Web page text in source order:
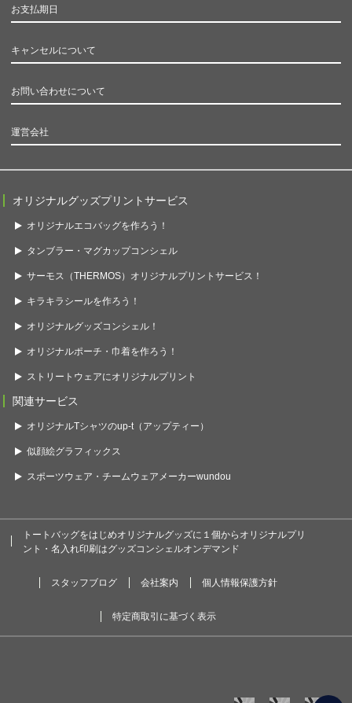
お支払期日
キャンセルについて
お問い合わせについて
運営会社
オリジナルグッズプリントサービス
オリジナルエコバッグを作ろう！
タンブラー・マグカップコンシェル
サーモス（THERMOS）オリジナルプリントサービス！
キラキラシールを作ろう！
オリジナルグッズコンシェル！
オリジナルポーチ・巾着を作ろう！
ストリートウェアにオリジナルプリント
関連サービス
オリジナルTシャツのup-t（アップティー）
似顔絵グラフィックス
スポーツウェア・チームウェアメーカーwundou
トートバッグをはじめオリジナルグッズに１個からオリジナルプリ
ント・名入れ印刷はグッズコンシェルオンデマンド
スタッフブログ 会社案内 個人情報保護方針
特定商取引に基づく表示